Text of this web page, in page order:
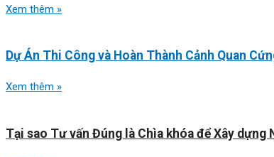
Xem thêm »
Dự Án Thi Công và Hoàn Thành Cảnh Quan
Xem thêm »
Tại sao Tư vấn Đúng là Chìa khóa để Xây dựng